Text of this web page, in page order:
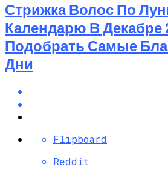
Стрижка Волос По
Календарю В Декабре
Подобрать Самые
Дни
Flipboard
Reddit